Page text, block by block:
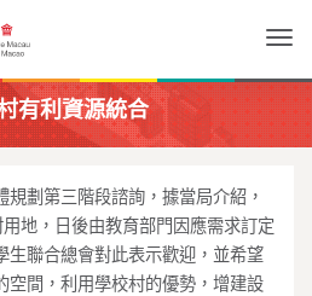
有利資源統合
劃第三階段諮詢，據當局介紹，
地，日後由教育部門因應需求訂定
生聯合總會對此表示歡迎，並希望
空間，利用學校村的優勢，增建設